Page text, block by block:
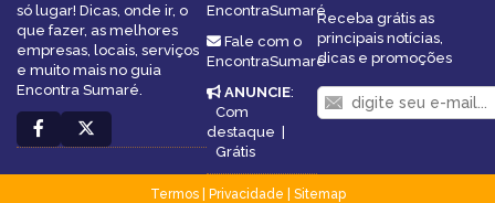
só lugar! Dicas, onde ir, o
que fazer, as melhores
empresas, locais, serviços
e muito mais no guia
Encontra Sumaré.
EncontraSumaré
Fale com o
EncontraSumaré
ANUNCIE:
Com
destaque |
Grátis
Receba grátis as
principais notícias,
dicas e promoções
Termos| Privacidade
Sitemap